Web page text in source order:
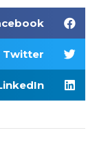
Twitter